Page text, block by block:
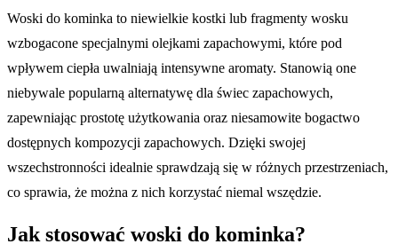
Woski do kominka to niewielkie kostki lub fragmenty wosku
wzbogacone specjalnymi olejkami zapachowymi, które pod
wpływem ciepła uwalniają intensywne aromaty. Stanowią one
niebywale popularną alternatywę dla świec zapachowych,
zapewniając prostotę użytkowania oraz niesamowite bogactwo
dostępnych kompozycji zapachowych. Dzięki swojej
wszechstronności idealnie sprawdzają się w różnych przestrzeniach,
co sprawia, że można z nich korzystać niemal wszędzie.
Jak stosować woski do kominka?